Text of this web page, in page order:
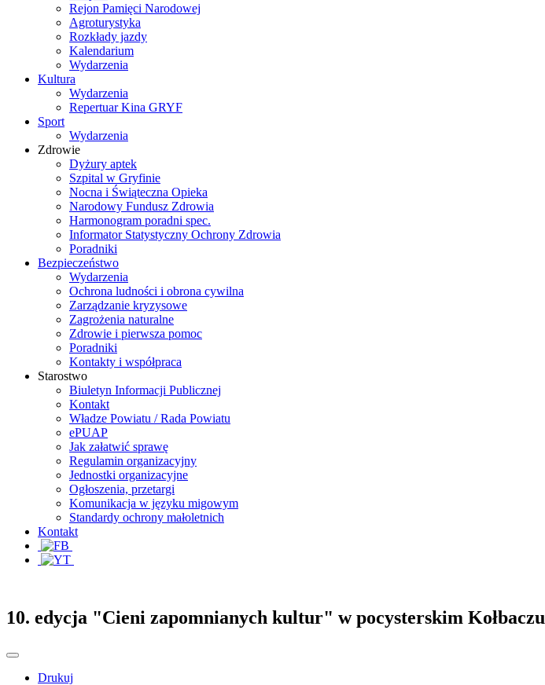
Rejon Pamięci Narodowej
Agroturystyka
Rozkłady jazdy
Kalendarium
Wydarzenia
Kultura
Wydarzenia
Repertuar Kina GRYF
Sport
Wydarzenia
Zdrowie
Dyżury aptek
Szpital w Gryfinie
Nocna i Świąteczna Opieka
Narodowy Fundusz Zdrowia
Harmonogram poradni spec.
Informator Statystyczny Ochrony Zdrowia
Poradniki
Bezpieczeństwo
Wydarzenia
Ochrona ludności i obrona cywilna
Zarządzanie kryzysowe
Zagrożenia naturalne
Zdrowie i pierwsza pomoc
Poradniki
Kontakty i współpraca
Starostwo
Biuletyn Informacji Publicznej
Kontakt
Władze Powiatu / Rada Powiatu
ePUAP
Jak załatwić sprawę
Regulamin organizacyjny
Jednostki organizacyjne
Ogłoszenia, przetargi
Komunikacja w języku migowym
Standardy ochrony małoletnich
Kontakt
10. edycja "Cieni zapomnianych kultur" w pocysterskim Kołbaczu
Drukuj